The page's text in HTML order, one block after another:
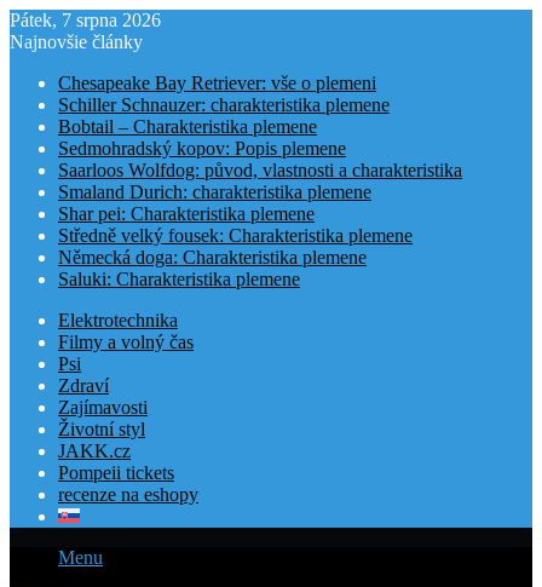
Pátek, 7 srpna 2026
Najnovšie články
Chesapeake Bay Retriever: vše o plemeni
Schiller Schnauzer: charakteristika plemene
Bobtail – Charakteristika plemene
Sedmohradský kopov: Popis plemene
Saarloos Wolfdog: původ, vlastnosti a charakteristika
Smaland Durich: charakteristika plemene
Shar pei: Charakteristika plemene
Středně velký fousek: Charakteristika plemene
Německá doga: Charakteristika plemene
Saluki: Charakteristika plemene
Elektrotechnika
Filmy a volný čas
Psi
Zdraví
Zajímavosti
Životní styl
JAKK.cz
Pompeii tickets
recenze na eshopy
Menu